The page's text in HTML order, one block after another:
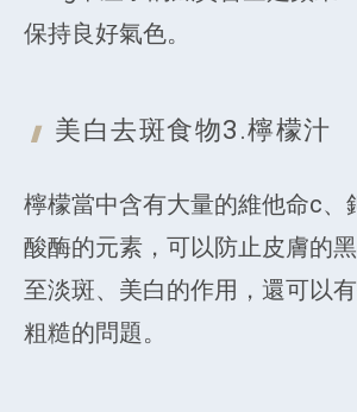
保持良好氣色。
美白去斑食物3.檸檬汁
檸檬當中含有大量的維他命c、
酸酶的元素，可以防止皮膚的
至淡斑、美白的作用，還可以
粗糙的問題。